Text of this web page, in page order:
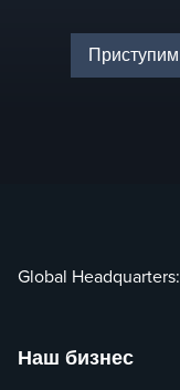
Global Headquarters:
Наш бизнес